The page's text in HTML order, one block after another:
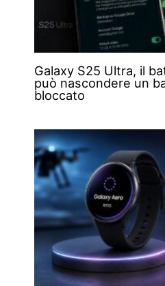
Galaxy S25 Ultra, il
può nascondere un
bloccato